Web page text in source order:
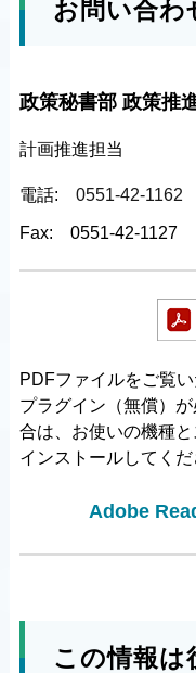
お問い合わ
政策秘書部 政策推
計画推進担当
電話: 0551-42-1162
Fax: 0551-42-1127
PDFファイルをご覧
プラグイン（無償）
合は、お使いの機種
インストールしてくだ
Adobe
この情報は